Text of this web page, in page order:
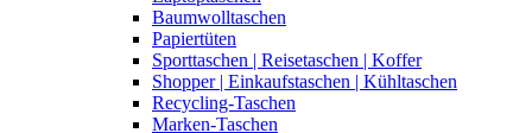
Baumwolltaschen
Papiertüten
Sporttaschen | Reisetaschen | Koffer
Shopper | Einkaufstaschen | Kühltaschen
Recycling-Taschen
Marken-Taschen